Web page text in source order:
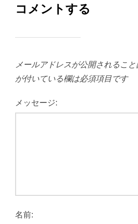
コメントする
メールアドレスが公開されること
が付いている欄は必須項目です
メッセージ:
名前: